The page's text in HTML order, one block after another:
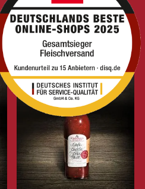
obendrauf.
ausverkauft
Nicht auf Lager